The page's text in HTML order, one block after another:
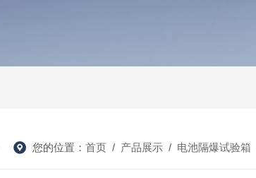
您的位置： 首页/ 产品展示/ 电池隔爆试验箱